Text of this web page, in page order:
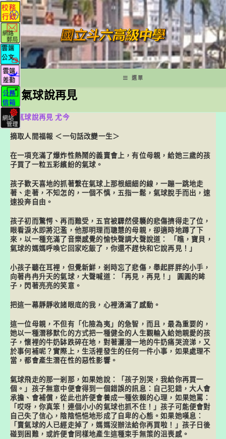
跳
轉
至
主
要
內
容
選單
和氣球說再見
和氣球說再見 尤今
摘取人間福報 ＜一句話改變一生＞
在一項充滿了爆炸性熱鬧的義賣會上，有位母親，給她三歲的孩
子買了一粒五彩繽紛的氣球。
孩子歡天喜地的抓著繫在氣球上那根細細的線，一蹦一跳地走
著、走著，不知怎的，一個不慎，五指一鬆，氣球脫手而出，速
速投奔自由。
孩子初而驚愕、再而難受，五官被驟然侵襲的悲傷擠得走了位，
眼看淚水即將氾濫，他那明理而聰慧的母親，卻適時地蹲了下
來，以一種充滿了音樂感覺的愉快聲調大聲說道： 「瞧，寶貝，
氣球的媽媽呼喚它回家吃飯了，你還不趕快和它說再見！」
小孩子聽在耳裡，但覺新鮮，剎時忘了悲傷，舉起胖胖的小手，
向著冉冉升天的氣球，大聲喊道：「再見，再見！」 圓圓的眸
子，閃著亮亮的笑意。
把這一幕靜靜收諸眼底的我，心裡湧滿了感動。
這一位母親，不但有「化險為夷」的急智，而且，最為重要的，
她以一種潛移默化的方式把一種健全的人生觀輸入給她親愛的孩
子，懷裡的牛奶缽跌碎在地，對著灑潑一地的牛奶痛哭流涕，又
於事何補呢？實際上，生活裡發生的任何一件小事，如果處理不
當，都會產生潛在性的惡性影響。
氣球飛走的那一剎那，如果她說：「孩子別哭，我給你再買一
個。」孩子無意中便會得到一個錯誤的訊息：自己犯錯，大人會
承擔、會補償，從此也許便會養成一種依賴的心理，如果她罵：
「哎呀，你真笨！連個小小的氣球也抓不住！」孩子可能便會對
自己失了信心，陰陰悒悒地形成了自卑的心態。如果她嘆息：
「賣氣球的人已經走掉了，媽媽沒辦法給你再買啦！」孩子日後
碰到困難，或許便會同樣地產生這種束手無策的沮喪感。